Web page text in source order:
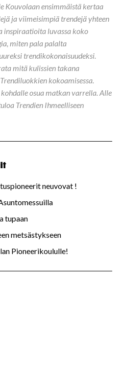
Kouvolaan ensimmäistä kertaa
ja viimeisimpiä trendejä yhteen
inspiraatioita luvassa koko
miten pala palalta
trendikokonaisuudeksi.
mitä kulissien takana
kokoamisessa.
osua matkan varrella. Alle
Trendien Ihmeelliseen
neuvovat !
tupaan
metsästykseen
Pioneerikoululle!